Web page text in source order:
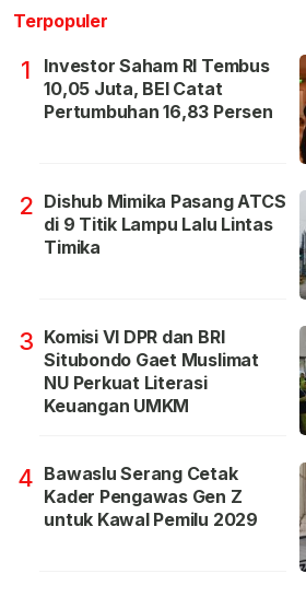
Terpopuler
1
Investor Saham RI Tembus
10,05 Juta, BEI Catat
Pertumbuhan 16,83 Persen
2 Dishub Mimika Pasang ATCS
di 9 Titik Lampu Lalu Lintas
Timika
3 Komisi VI DPR dan BRI
Situbondo Gaet Muslimat
NU Perkuat Literasi
Keuangan UMKM
4 Bawaslu Serang Cetak
Kader Pengawas Gen Z
untuk Kawal Pemilu 2029